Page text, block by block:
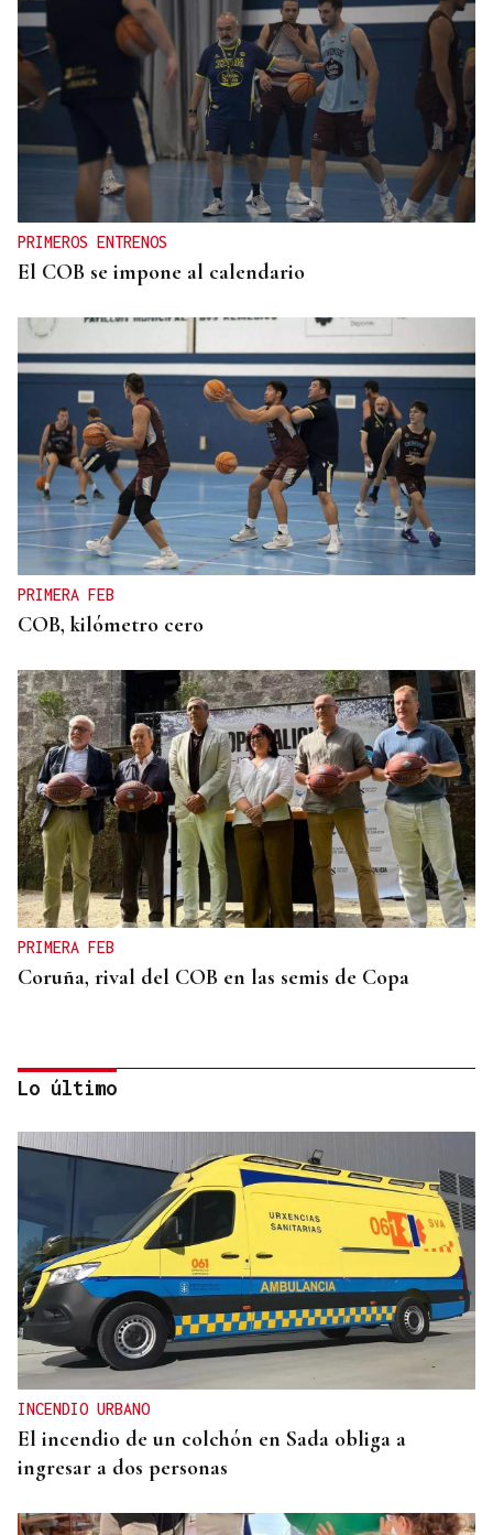
PRIMEROS ENTRENOS
El COB se impone al calendario
PRIMERA FEB
COB, kilómetro cero
PRIMERA FEB
Coruña, rival del COB en las semis de Copa
25 DE SEPTIEMBRE
El COB abrirá y cerrará la liga en el Pazo, ante el
Tizona y el Granada
Lo último
INCENDIO URBANO
El incendio de un colchón en Sada obliga a
ingresar a dos personas